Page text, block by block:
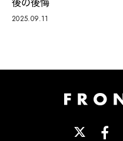
2025.09.11